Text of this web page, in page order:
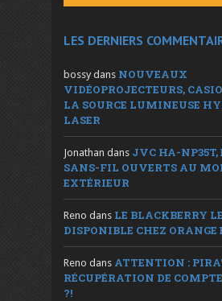
LES DERNIERS
bossy dans NOUVEAUX
VIDÉOPROJECTEURS,
LA SOURCE LUMINEUSE
LASER
Jonathan dans JVC HA-NP35T,
SANS-FIL OUVERTS AU
EXTÉRIEUR
Reno dans LE BLACKBERRY
DISPONIBLE CHEZ ORANGE
Reno dans ATTENTION :
RÉCUPÉRATION DE
?!